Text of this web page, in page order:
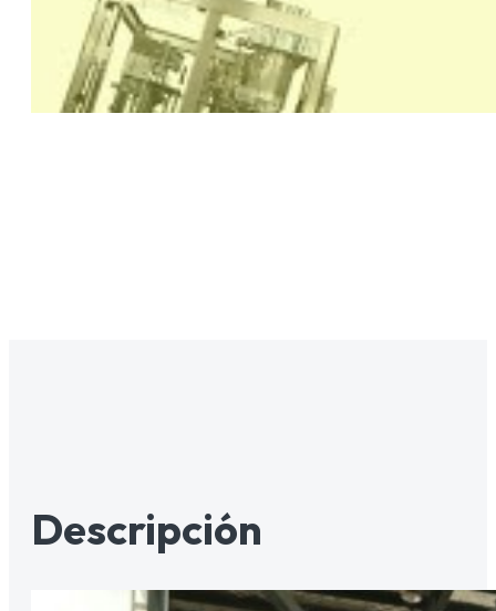
Descripción